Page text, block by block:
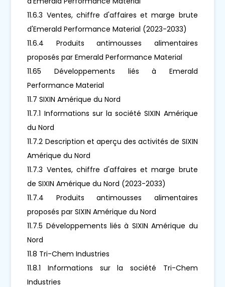
11.6.3 Ventes, chiffre d'affaires et marge brute
d'Emerald Performance Material (2023-2033)
11.6.4 Produits antimousses alimentaires
proposés par Emerald Performance Material
11.65 Développements liés à Emerald
Performance Material
11.7 SIXIN Amérique du Nord
11.7.1 Informations sur la société SIXIN Amérique
du Nord
11.7.2 Description et aperçu des activités de SIXIN
Amérique du Nord
11.7.3 Ventes, chiffre d'affaires et marge brute
de SIXIN Amérique du Nord (2023-2033)
11.7.4 Produits antimousses alimentaires
proposés par SIXIN Amérique du Nord
11.7.5 Développements liés à SIXIN Amérique du
Nord
11.8 Tri-Chem Industries
11.8.1 Informations sur la société Tri-Chem
Industries